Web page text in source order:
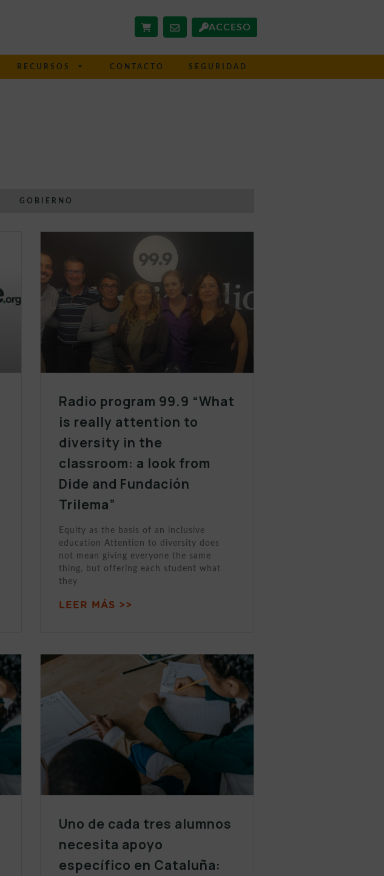
ACCESO
RECURSOS CONTACTO SEGURIDAD
GOBIERNO
Radio program 99.9 “What
is really attention to
diversity in the
classroom: a look from
Dide and Fundación
Trilema”
Equity as the basis of an inclusive
education Attention to diversity does
not mean giving everyone the same
thing, but offering each student what
they
LEER MÁS >>
Uno de cada tres alumnos
necesita apoyo
específico en Cataluña: